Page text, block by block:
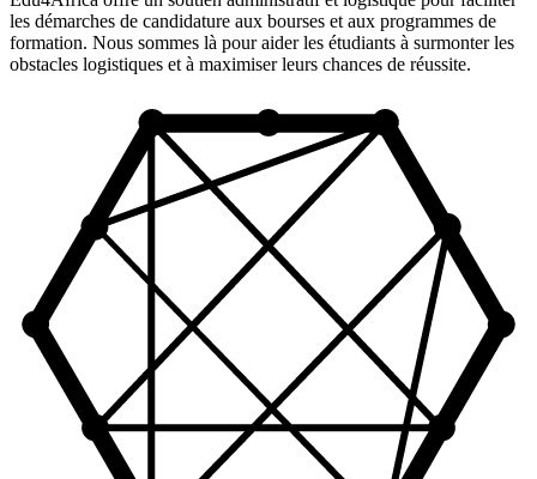
les démarches de candidature aux bourses et aux programmes de
formation. Nous sommes là pour aider les étudiants à surmonter les
obstacles logistiques et à maximiser leurs chances de réussite.